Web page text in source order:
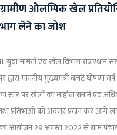
ग्रामीण ओलम्पिक खेल
लेने का जोश
युवा मामले एवं खेल विभाग राजस्थान
द्वारा माननीय मुख्यमंत्री बजट घोषणा
स्तर पर खेलों का माहौल बनाने एवं
प्रतिभाओं को अवसर प्रदान कर आगे
आयोजन 29 अगस्त 2022 से ग्राम